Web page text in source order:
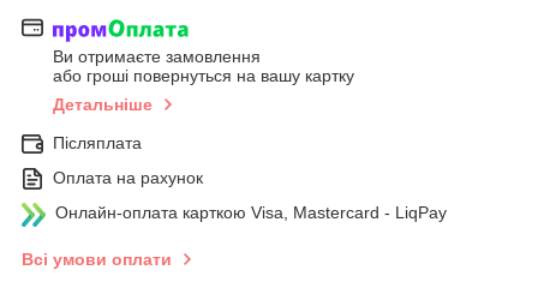
Ви отримаєте замовлення
або гроші повернуться на вашу картку
Детальніше
Післяплата
Оплата на рахунок
Онлайн-оплата карткою Visa, Mastercard - LiqPay
Всі умови оплати